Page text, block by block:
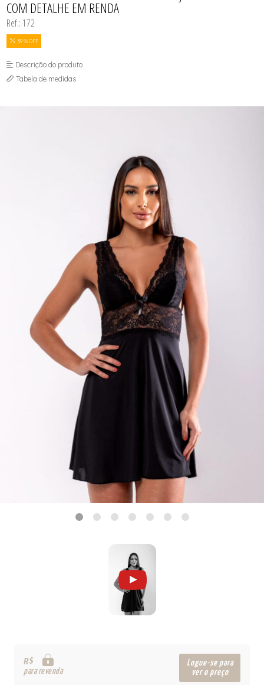
COM DETALHE EM RENDA
Ref.: 172
39 % OFF
Descrição do produto
Tabela de medidas
R$
para revenda
Logue-se para
ver o preço